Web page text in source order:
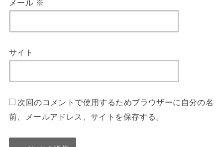
メール ※
サイト
次回のコメントで使用するためブラウザーに自分の名
前、メールアドレス、サイトを保存する。